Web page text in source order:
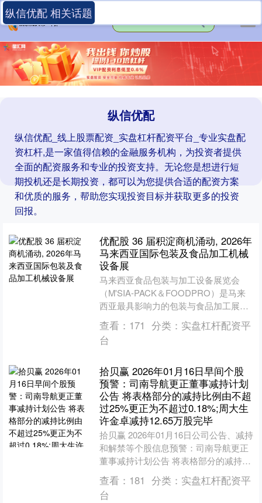
纵信优配
纵信优配_线上股票配资_实盘杠杆配资平台_专业实盘配
资杠杆,是一家值得信赖的金融服务机构，为投资者提供
全面的配资服务和专业的投资支持。无论您是想进行短
期投机还是长期投资，都可以为您提供合适的配资方案
和优质的服务，帮助您实现投资目标并获取更多的投资
回报。
纵信优配 相关话题
优配股 36 届积淀商机涌动, 2026年
马来西亚国际包装及食品加工机械
设备展
马来西亚食品包装与加工设备展览会
（M'SIA-PACK＆FOODPRO）是马来
西亚最具影响力的包装与食品加工展览
会。作为该国最具代表性及历史性的专
业展，多年来收....
查看： 171 分类： 实盘杠杆配资平
台
拾贝赢 2026年01月16日早间个股
预警：司南导航更正董事减持计划
公告 将表格部分的减持比例由不超
过25%更正为不超过0.18%;周大生
许金卓减持12.65万股完毕
拾贝赢 2026年01月16日公司公告、减持
和解禁等个股信息预警：司南导航更正
董事减持计划公告 将表格部分的减持比
例由不超过25%更正为不超过0.18%；
周大生....
查看： 181 分类： 实盘杠杆配资平
台